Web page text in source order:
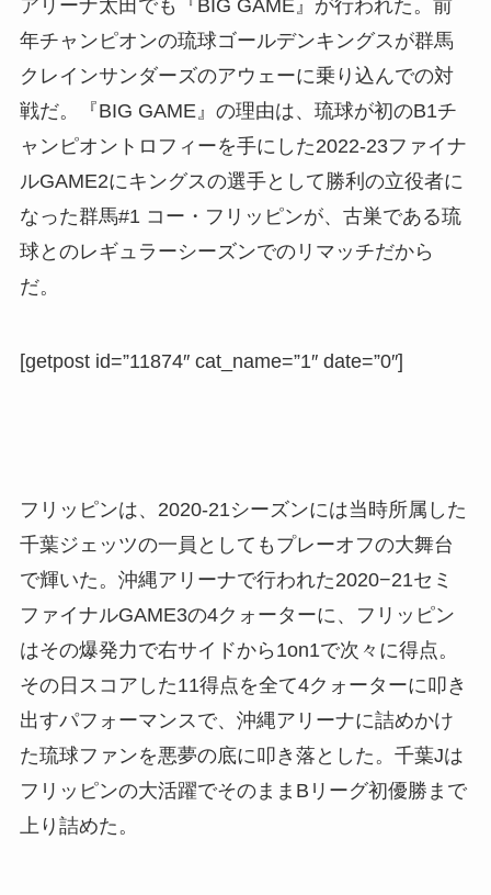
アリーナ太田でも『BIG GAME』が行われた。前
年チャンピオンの琉球ゴールデンキングスが群馬
クレインサンダーズのアウェーに乗り込んでの対
戦だ。『BIG GAME』の理由は、琉球が初のB1チ
ャンピオントロフィーを手にした2022-23ファイナ
ルGAME2にキングスの選手として勝利の立役者に
なった群馬#1 コー・フリッピンが、古巣である琉
球とのレギュラーシーズンでのリマッチだから
だ。
[getpost id=”11874″ cat_name=”1″ date=”0″]
フリッピンは、2020-21シーズンには当時所属した
千葉ジェッツの一員としてもプレーオフの大舞台
で輝いた。沖縄アリーナで行われた2020−21セミ
ファイナルGAME3の4クォーターに、フリッピン
はその爆発力で右サイドから1on1で次々に得点。
その日スコアした11得点を全て4クォーターに叩き
出すパフォーマンスで、沖縄アリーナに詰めかけ
た琉球ファンを悪夢の底に叩き落とした。千葉Jは
フリッピンの大活躍でそのままBリーグ初優勝まで
上り詰めた。